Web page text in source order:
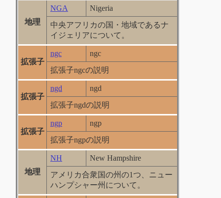
地理
NGA
Nigeria
中央アフリカの国・地域であるナ
イジェリアについて。
拡張子
ngc
ngc
拡張子ngcの説明
拡張子
ngd
ngd
拡張子ngdの説明
拡張子
ngp
ngp
拡張子ngpの説明
地理
NH
New Hampshire
アメリカ合衆国の州の1つ、ニュー
ハンプシャー州について。